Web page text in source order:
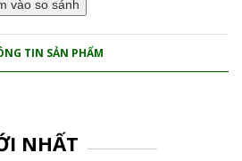
TIN SẢN PHẨM
NHẤT